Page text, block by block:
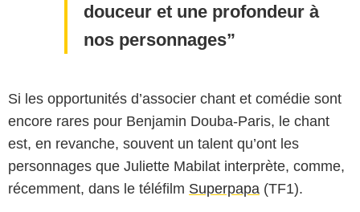
douceur et une profondeur à
nos personnages
Si les opportunités d’associer chant et comédie sont
encore rares pour Benjamin Douba-Paris, le chant
est, en revanche, souvent un talent qu’ont les
personnages que Juliette Mabilat interprète, comme,
récemment, dans le téléfilm Superpapa (TF1).